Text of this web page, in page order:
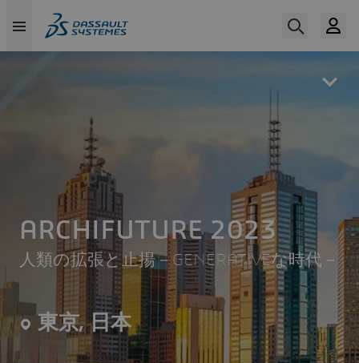
ARCHIFUTURE 2023
人類の拡張と止揚－GENERATIVEな時代－
東京, 日本